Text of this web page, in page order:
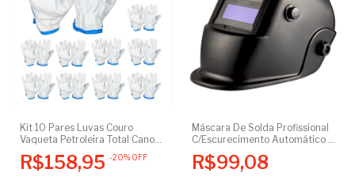
Kit 10 Pares Luvas Couro
Vaqueta Petroleira Total Cano
Ca
R$158,95 -20% OFF
Máscara De Solda Profissional
C/Escurecimento Automático -
R$99,08